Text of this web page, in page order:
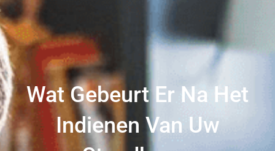
Wat Gebeurt Er Na Het
Indienen Van Uw